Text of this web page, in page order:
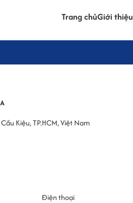
Trang chủGiới thiệu
Kiệu, TP.HCM, Việt Nam
Điện thoại